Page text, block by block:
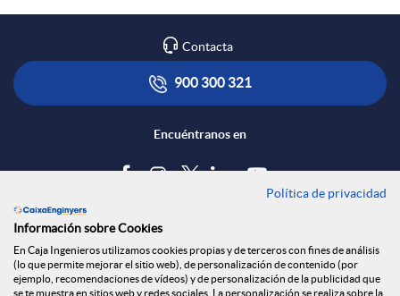
Contacta
900 300 321
Encuéntranos en
Tablón de anuncios
Política de cookies
Política de privacidad
Información sobre Cookies
En Caja Ingenieros utilizamos cookies propias y de terceros con fines de análisis
(lo que permite mejorar el sitio web), de personalización de contenido (por
ejemplo, recomendaciones de vídeos) y de personalización de la publicidad que
se te muestra en sitios web y redes sociales. La personalización se realiza sobre la